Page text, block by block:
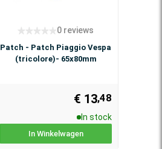
0 reviews
Patch - Patch Piaggio Vespa
(tricolore)- 65x80mm
€ 13,48
In stock
In Winkelwagen